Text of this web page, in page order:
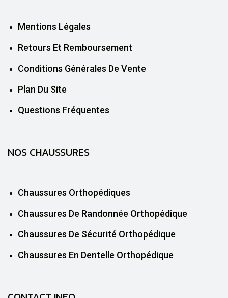
Mentions Légales
Retours Et Remboursement
Conditions Générales De Vente
Plan Du Site
Questions Fréquentes
NOS CHAUSSURES
Chaussures Orthopédiques
Chaussures De Randonnée Orthopédique
Chaussures De Sécurité Orthopédique
Chaussures En Dentelle Orthopédique